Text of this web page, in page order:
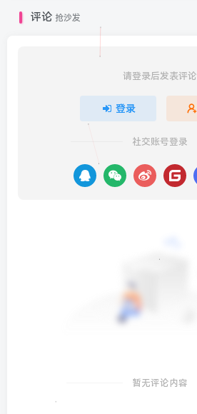
评论 抢沙发
请登录后发表评论
登录
社交账号登录
暂无评论内容